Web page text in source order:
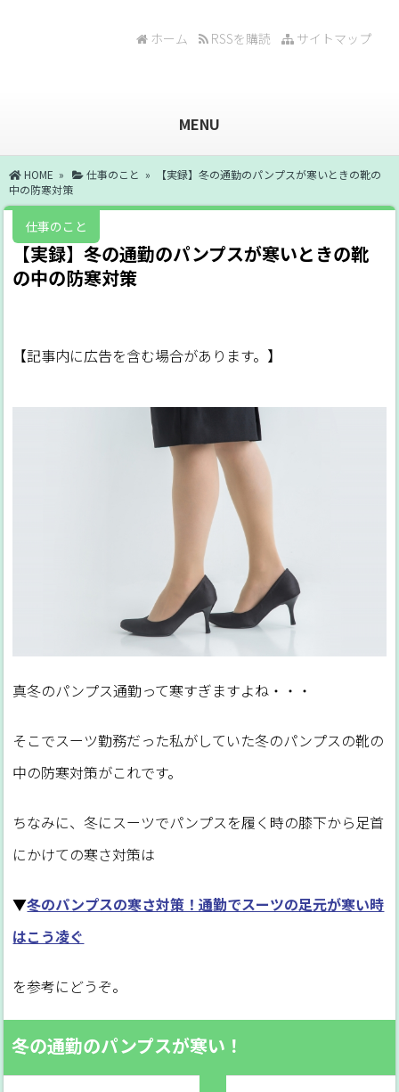
サイトマップ
RSSを購読
ホーム
MENU
HOME » 仕事のこと » 【実録】冬の通勤のパンプスが寒いときの靴の
中の防寒対策
仕事のこと
【実録】冬の通勤のパンプスが寒いときの靴
の中の防寒対策
【記事内に広告を含む場合があります。】
真冬のパンプス通勤って寒すぎますよね・・・
そこでスーツ勤務だった私がしていた冬のパンプスの靴の
中の防寒対策がこれです。
ちなみに、冬にスーツでパンプスを履く時の膝下から足首
にかけての寒さ対策は
▼冬のパンプスの寒さ対策！通勤でスーツの足元が寒い時
はこう凌ぐ
を参考にどうぞ。
冬の通勤のパンプスが寒い！